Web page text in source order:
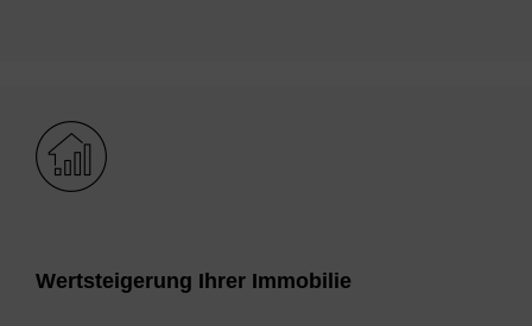
Bild
Wert­stei­ge­rung Ih­rer Im­mo­bi­lie